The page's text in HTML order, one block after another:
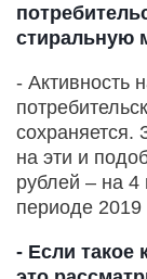
стиральную
- Активность
сохраняется.
на эти и
рублей – на
периоде 2019
- Если такое